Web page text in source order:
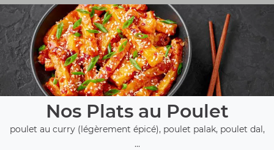
Nos Plats au Poulet
poulet au curry (légèrement épicé), poulet palak, poulet dal,
...